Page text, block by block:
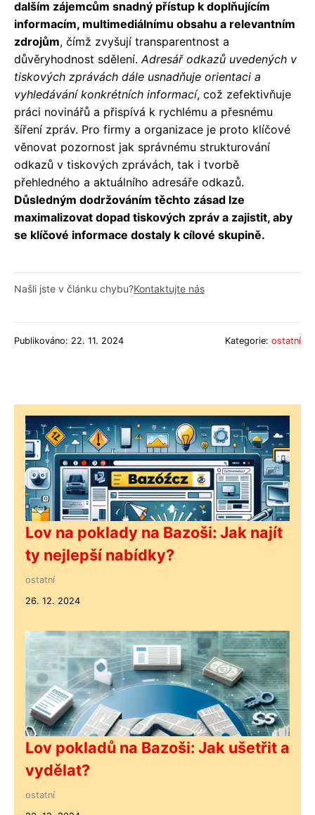
dalším zájemcům snadný přístup k doplňujícím
informacím, multimediálnímu obsahu a relevantním
zdrojům, čímž zvyšují transparentnost a
důvěryhodnost sdělení. Adresář odkazů uvedených v
tiskových zprávách dále usnadňuje orientaci a
vyhledávání konkrétních informací, což zefektivňuje
práci novinářů a přispívá k rychlému a přesnému
šíření zpráv. Pro firmy a organizace je proto klíčové
věnovat pozornost jak správnému strukturování
odkazů v tiskových zprávách, tak i tvorbě
přehledného a aktuálního adresáře odkazů.
Důsledným dodržováním těchto zásad lze
maximalizovat dopad tiskových zpráv a zajistit, aby
se klíčové informace dostaly k cílové skupině.
Našli jste v článku chybu?Kontaktujte nás
Publikováno: 22. 11. 2024 Kategorie: ostatní
Lov na poklady na Bazoši: Jak najít
ty nejlepší nabídky?
ostatní
26. 12. 2024
Lov pokladů na Bazoši: Jak ušetřit a
vydělat?
ostatní